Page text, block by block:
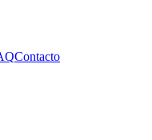
Contacto